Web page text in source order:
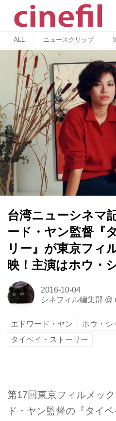
ALL ニュースクリップ
台湾ニューシネマ
ード・ヤン監督『
リー』が東京フィ
映！主演はホウ・
2016-10-04
シネフィル編集部 @
エドワード・ヤン
ホウ・シ
タイペイ・ストーリー
第17回東京フィルメッ
ド・ヤン監督の『タイ